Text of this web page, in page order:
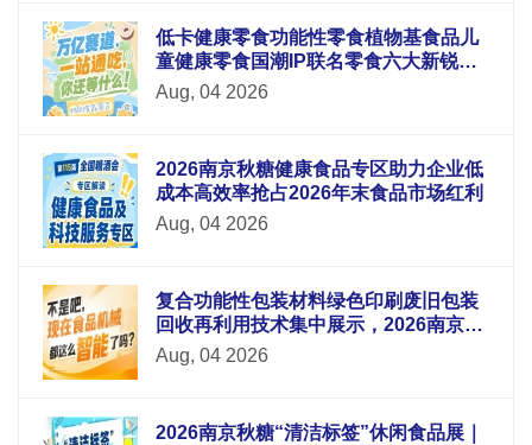
低卡健康零食功能性零食植物基食品儿
童健康零食国潮IP联名零食六大新锐板
块重磅升级
Aug, 04 2026
2026南京秋糖健康食品专区助力企业低
成本高效率抢占2026年末食品市场红利
Aug, 04 2026
复合功能性包装材料绿色印刷废旧包装
回收再利用技术集中展示，2026南京秋
糖9号馆循环经济
Aug, 04 2026
2026南京秋糖“清洁标签”休闲食品展｜